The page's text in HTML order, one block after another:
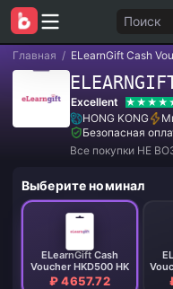
Поиск
Главная / ELearnGift Cash
Excellent
HONG KONG
Безопасная
Все покупки НЕ
Выберите номинал
ELearnGift Cash
Voucher HKD500 HK
₽ 4657.72